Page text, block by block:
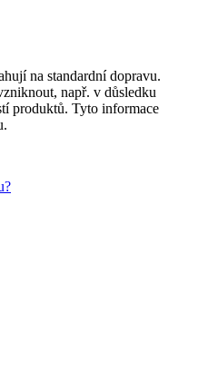
na standardní dopravu.
např. v důsledku
produktů. Tyto informace